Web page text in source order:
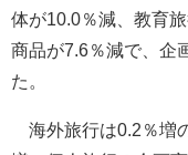
体が10.0％減、教育
商品が7.6％減で、企
た。
海外旅行は0.2％増